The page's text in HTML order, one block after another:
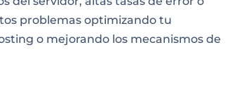
problemas optimizando tu
o mejorando los mecanismos de